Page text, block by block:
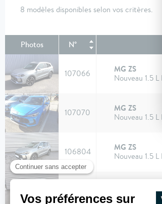
8 modèles disponibles selon vos critères.
Photos N°
107066 MG ZS
Nouveau 1.5 L
107070 MG ZS
Nouveau 1.5 L
106804 MG ZS
Nouveau 1.5
Nouveau 1.5